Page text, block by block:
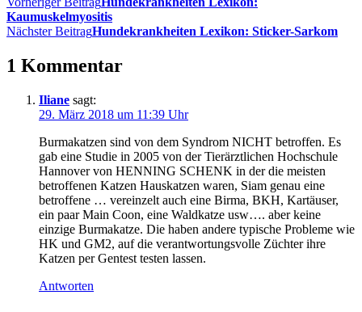
Beitragsnavigation
Kaumuskelmyositis
Nächster BeitragHundekrankheiten Lexikon: Sticker-Sarkom
1 Kommentar
Iliane sagt:
29. März 2018 um 11:39 Uhr
Burmakatzen sind von dem Syndrom NICHT betroffen. Es
gab eine Studie in 2005 von der Tierärztlichen Hochschule
Hannover von HENNING SCHENK in der die meisten
betroffenen Katzen Hauskatzen waren, Siam genau eine
betroffene … vereinzelt auch eine Birma, BKH, Kartäuser,
ein paar Main Coon, eine Waldkatze usw…. aber keine
einzige Burmakatze. Die haben andere typische Probleme wie
HK und GM2, auf die verantwortungsvolle Züchter ihre
Katzen per Gentest testen lassen.
Antworten